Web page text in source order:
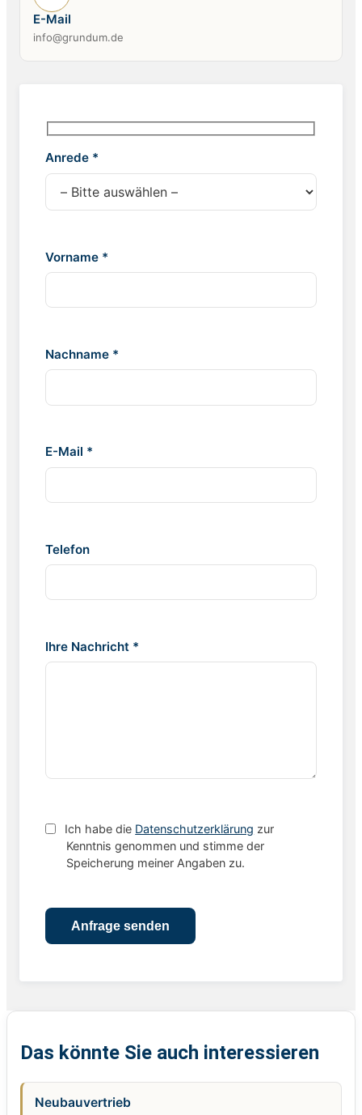
E-Mail
info@grundum.de
Anrede *
Vorname *
Nachname *
E-Mail *
Telefon
Ihre Nachricht *
Ich habe die Datenschutzerklärung zur
Kenntnis genommen und stimme der
Speicherung meiner Angaben zu.
Das könnte Sie auch interessieren
Neubauvertrieb